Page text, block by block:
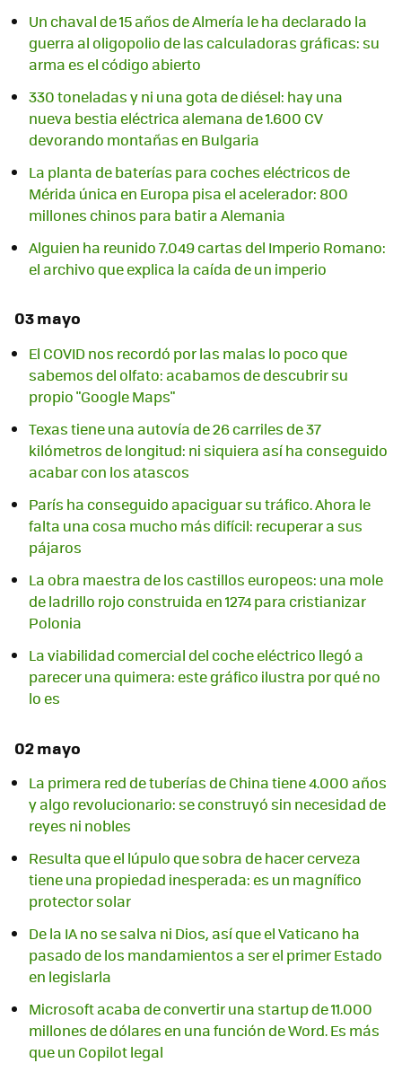
Un chaval de 15 años de Almería le ha declarado la
guerra al oligopolio de las calculadoras gráficas: su
arma es el código abierto
330 toneladas y ni una gota de diésel: hay una
nueva bestia eléctrica alemana de 1.600 CV
devorando montañas en Bulgaria
La planta de baterías para coches eléctricos de
Mérida única en Europa pisa el acelerador: 800
millones chinos para batir a Alemania
Alguien ha reunido 7.049 cartas del Imperio Romano:
el archivo que explica la caída de un imperio
03 mayo
El COVID nos recordó por las malas lo poco que
sabemos del olfato: acabamos de descubrir su
propio "Google Maps"
Texas tiene una autovía de 26 carriles de 37
kilómetros de longitud: ni siquiera así ha conseguido
acabar con los atascos
París ha conseguido apaciguar su tráfico. Ahora le
falta una cosa mucho más difícil: recuperar a sus
pájaros
La obra maestra de los castillos europeos: una mole
de ladrillo rojo construida en 1274 para cristianizar
Polonia
La viabilidad comercial del coche eléctrico llegó a
parecer una quimera: este gráfico ilustra por qué no
lo es
02 mayo
La primera red de tuberías de China tiene 4.000 años
y algo revolucionario: se construyó sin necesidad de
reyes ni nobles
Resulta que el lúpulo que sobra de hacer cerveza
tiene una propiedad inesperada: es un magnífico
protector solar
De la IA no se salva ni Dios, así que el Vaticano ha
pasado de los mandamientos a ser el primer Estado
en legislarla
Microsoft acaba de convertir una startup de 11.000
millones de dólares en una función de Word. Es más
que un Copilot legal